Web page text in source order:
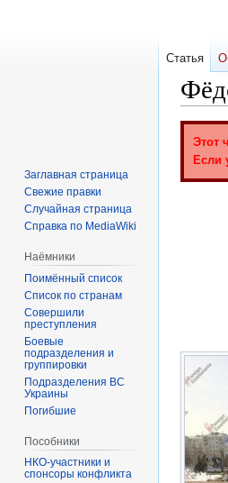
Этот
Если
Статья
Заглавная страница
Свежие правки
Случайная страница
Справка по MediaWiki
Наёмники
Поимённый список
Список по странам
Совершили
преступления
Боевые
подразделения и
группировки
Подразделения ВС
Украины
Погибшие
Пособники
спонсоры конфликта